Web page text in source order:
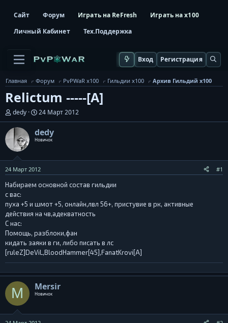
Сайт Форум Играть на ReFresh
Играть на x100
Личный Кабинет
Тех.Поддержка
Вход Регистрация
Главная Форум PvPWaR x100 Гильдии x100 Архив Гильдий x100
Relictum -----[A]
А
в
т
о
р
т
е
м
ы
dedy
Д
а
т
а
н
ч
а
л
а
24 Март 2012
dedy
Новичок
24 Март 2012 #1
Набираем основной состав гильдии
с вас:
пуха +5 и шмот +5, онлайн,лвл 56+, пристувие в рк, активные
действия на чв,адекватность
С нас:
Помощь, разблоки,фан
кидать заяки в ги, либо писать в лс
[ruleZ]DeViL,BloodHammer[45],FanatKrovi[A]
M Mersir
Новичок